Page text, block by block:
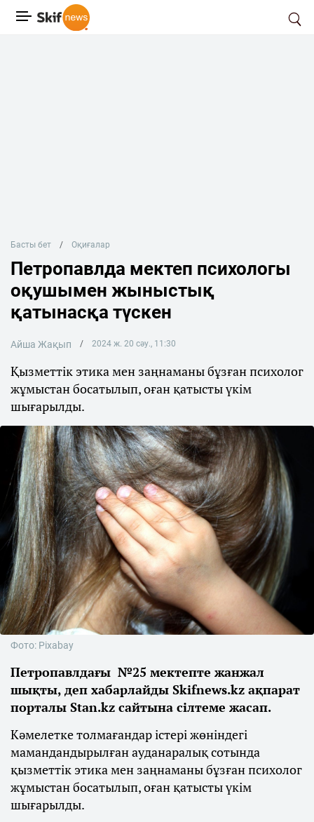
Басты бет Оқиғалар
Петропавлда мектеп психологы
оқушымен жыныстық
қатынасқа түскен
Айша Жақып 2024 ж. 20 сәу., 11:30
Қызметтік этика мен заңнаманы бұзған психолог
жұмыстан босатылып, оған қатысты үкім
шығарылды.
Фото: Pixabay
Петропавлдағы №25 мектепте жанжал
шықты, деп хабарлайды Skifnews.kz ақпарат
порталы Stan.kz сайтына сілтеме жасап.
Кәмелетке толмағандар істері жөніндегі
мамандандырылған ауданаралық сотында
қызметтік этика мен заңнаманы бұзған психолог
жұмыстан босатылып, оған қатысты үкім
шығарылды.